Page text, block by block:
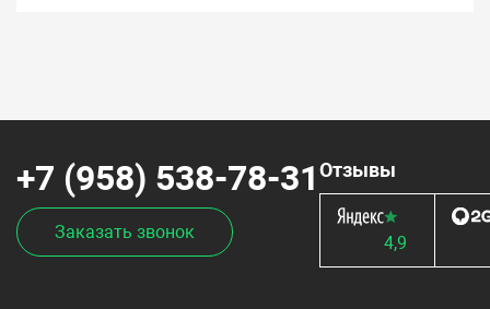
+7 (958) 538-78-31
Заказать звонок
Отзывы
4,9